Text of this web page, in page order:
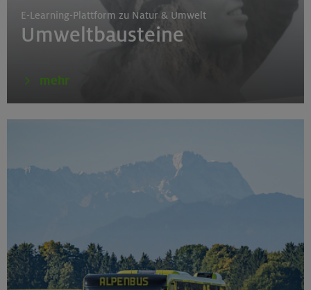
E-Learning-Plattform zu Natur & Umwelt
Umweltbausteine
mehr